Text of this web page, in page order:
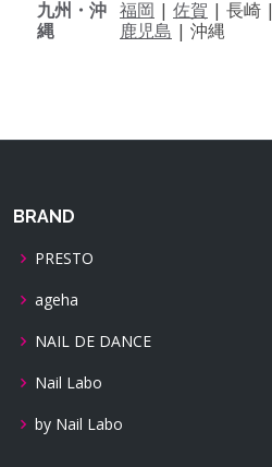
九州・沖
縄
福岡 | 佐賀 | 長崎 |
鹿児島 | 沖縄
BRAND
PRESTO
ageha
NAIL DE DANCE
Nail Labo
by Nail Labo